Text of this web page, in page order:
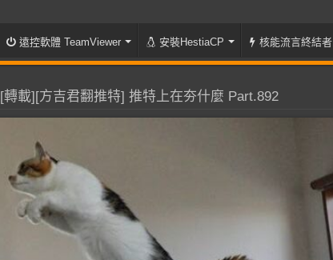
遠控軟體 TeamViewer 安裝HestiaCP 核能流言終結者
[轉載][方吉君翻推特] 推特上在夯什麼 Part.892